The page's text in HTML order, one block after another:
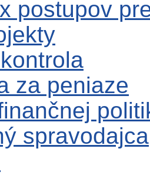
postupov
za peniaze
spravodajca